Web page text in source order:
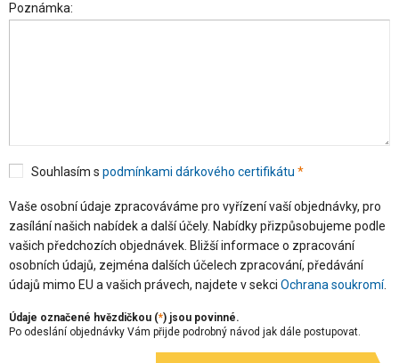
Poznámka:
Souhlasím s podmínkami dárkového certifikátu *
Vaše osobní údaje zpracováváme pro vyřízení vaší objednávky, pro
zasílání našich nabídek a další účely. Nabídky přizpůsobujeme podle
vašich předchozích objednávek. Bližší informace o zpracování
osobních údajů, zejména dalších účelech zpracování, předávání
údajů mimo EU a vašich právech, najdete v sekci Ochrana soukromí.
Údaje označené hvězdičkou (*) jsou povinné.
Po odeslání objednávky Vám přijde podrobný návod jak dále postupovat.